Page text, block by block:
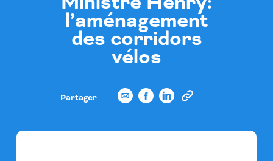
l’aménagement
des corridors
vélos
Partager